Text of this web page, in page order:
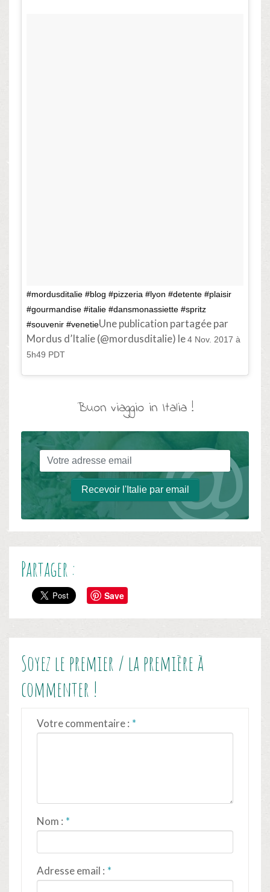
#mordusditalie #blog #pizzeria #lyon #detente #plaisir
#gourmandise #italie #dansmonassiette #spritz
#souvenir #venetieUne publication partagée par
Mordus d’Italie (@mordusditalie) le4 Nov. 2017 à
5h49 PDT
Buon viaggio in Italia !
Recevoir l'Italie par email
Partager :
Save
Soyez le premier / la première à
commenter !
Votre commentaire :
Nom :
Adresse email :